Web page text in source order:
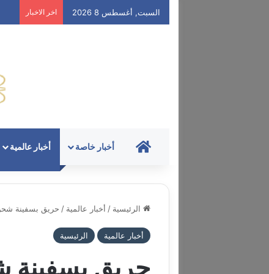
السبت, أغسطس 8 2026 اخر الاخبار
HOMEأخبار خاصة أخبار عالمية
الرئيسية / أخبار عالمية / حريق بسفينة
أخبار عالمية الرئيسية
حريق بسفينة